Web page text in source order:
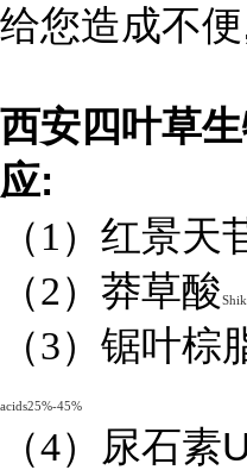
给您造成不便
西安四叶草
应:
（1）红景天
（2）莽草酸
（3）锯叶棕
acids25%-45%
（4） 尿石素